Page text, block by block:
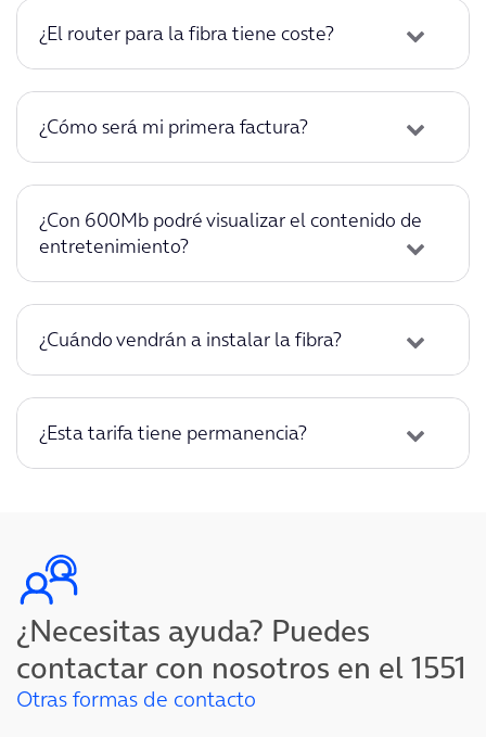
¿El router para la fibra tiene coste?
¿Cómo será mi primera factura?
¿Con 600Mb podré visualizar el contenido de
entretenimiento?
¿Cuándo vendrán a instalar la fibra?
¿Esta tarifa tiene permanencia?
¿Necesitas ayuda? Puedes
contactar con nosotros en el 1551
Otras formas de contacto